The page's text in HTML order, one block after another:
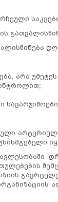
არა
არტერიული